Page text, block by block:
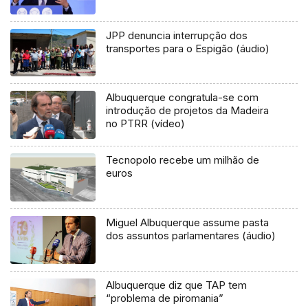
JPP denuncia interrupção dos
transportes para o Espigão (áudio)
Albuquerque congratula-se com
introdução de projetos da Madeira
no PTRR (vídeo)
Tecnopolo recebe um milhão de
euros
Miguel Albuquerque assume pasta
dos assuntos parlamentares (áudio)
Albuquerque diz que TAP tem
“problema de piromania”